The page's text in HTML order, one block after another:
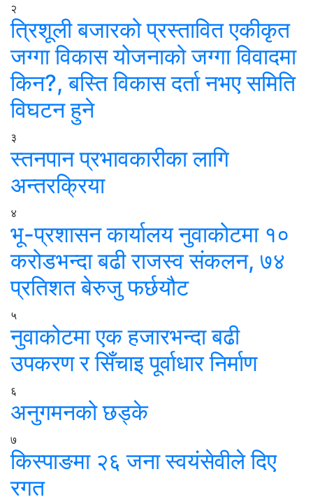
२
त्रिशूली बजारको प्रस्तावित एकीकृत
जग्गा विकास योजनाको जग्गा विवादमा
किन?, बस्ति विकास दर्ता नभए समिति
विघटन हुने
३
स्तनपान प्रभावकारीका लागि
अन्तरक्रिया
४
भू-प्रशासन कार्यालय नुवाकोटमा १०
करोडभन्दा बढी राजस्व संकलन, ७४
प्रतिशत बेरुजु फर्छयौट
५
नुवाकोटमा एक हजारभन्दा बढी
उपकरण र सिँचाइ पूर्वाधार निर्माण
६
अनुगमनको छड्के
७
किस्पाङमा २६ जना स्वयंसेवीले दिए
रगत